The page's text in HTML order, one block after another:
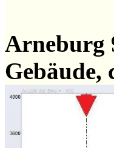
Arneburg
Gebäude,